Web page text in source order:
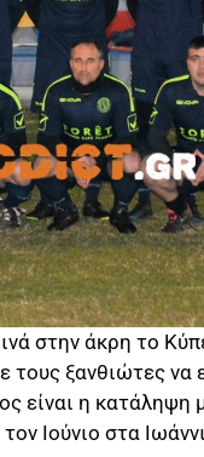
στην άκρη το
ξανθιώτες να
είναι η κατάληψη
Ιούνιο στα